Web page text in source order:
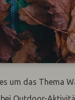
um das Thema